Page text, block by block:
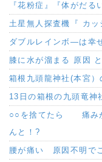
『花粉症』『体がだ
土星無人探査機『 カ
ダブルレインボ―は幸
膝に水が溜まる 原因
箱根九頭龍神社(本宮）
13日の箱根の九頭竜
○○を捨てたら 痛み
んと！?
腰が痛い 原因不明で